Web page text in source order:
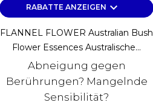
RABATTE ANZEIGEN keyboard_arrow_down
FLANNEL FLOWER Australian Bush
Flower Essences Australische...
Abneigung gegen
Berührungen? Mangelnde
Sensibilität?